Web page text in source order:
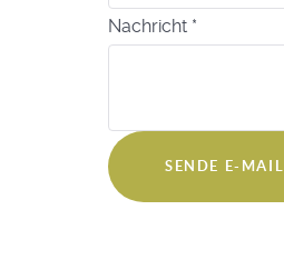
Nachricht *
SENDE E-MAIL